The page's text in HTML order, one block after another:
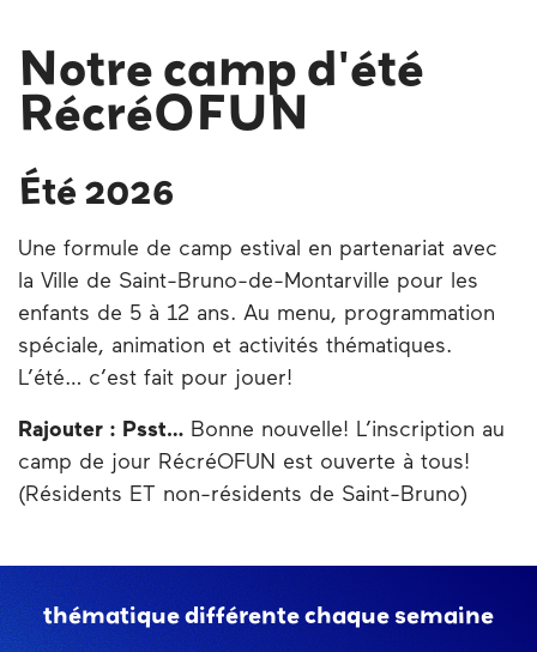
Notre camp d'été
RécréOFUN
Été 2026
Une formule de camp estival en partenariat avec
la Ville de Saint-Bruno-de-Montarville pour les
enfants de 5 à 12 ans. Au menu, programmation
spéciale, animation et activités thématiques.
L’été… c’est fait pour jouer!
Rajouter : Psst… Bonne nouvelle! L’inscription au
camp de jour RécréOFUN est ouverte à tous!
(Résidents ET non-résidents de Saint-Bruno)
thématique différente chaque semaine